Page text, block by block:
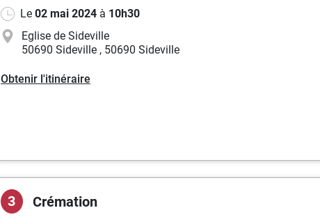
Le 02 mai 2024 à 10h30
Eglise de Sideville
50690 Sideville , 50690 Sideville
Obtenir l'itinéraire
3 Crémation